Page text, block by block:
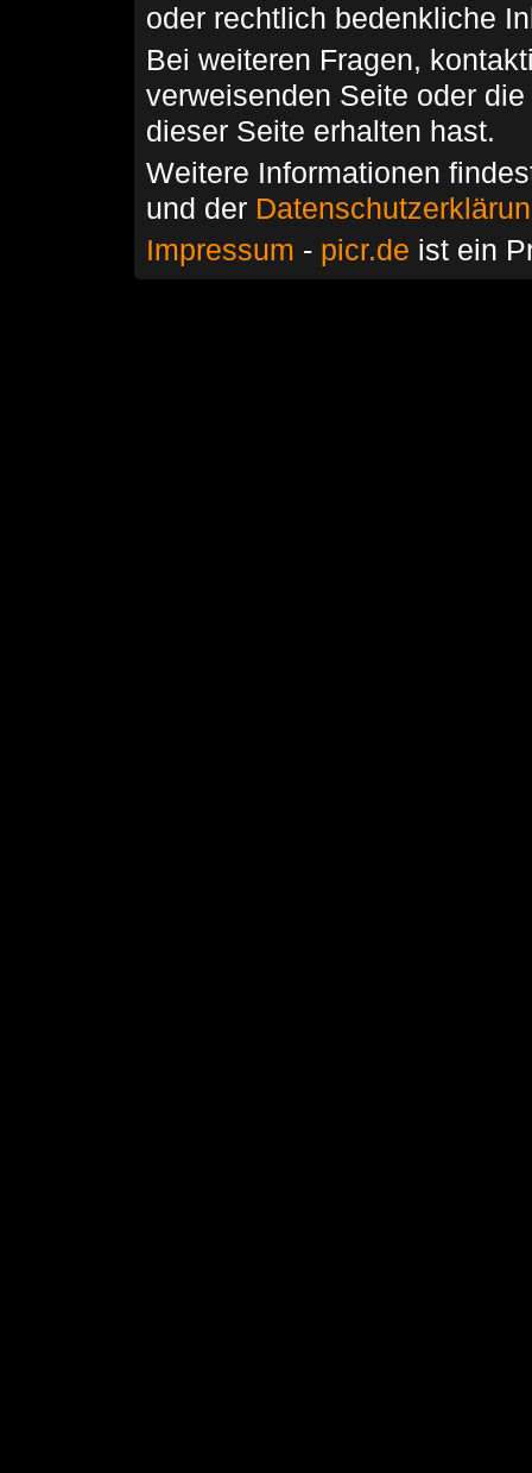
oder rechtlich bedenkliche
Bei weiteren Fragen,
verweisenden Seite oder
dieser Seite erhalten hast.
Weitere Informationen
und der
Impressum - picr.de ist ein